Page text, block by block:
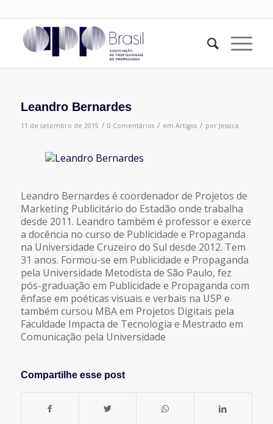
Leandro Bernardes
11 de setembro de 2015 / 0 Comentários / em Artigos / por Jessica
Leandro Bernardes é coordenador de Projetos de
Marketing Publicitário do Estadão onde trabalha
desde 2011. Leandro também é professor e exerce
a docência no curso de Publicidade e Propaganda
na Universidade Cruzeiro do Sul desde 2012. Tem
31 anos. Formou-se em Publicidade e Propaganda
pela Universidade Metodista de São Paulo, fez
pós-graduação em Publicidade e Propaganda com
ênfase em poéticas visuais e verbais na USP e
também cursou MBA em Projetos Digitais pela
Faculdade Impacta de Tecnologia e Mestrado em
Comunicação pela Universidade
Compartilhe esse post